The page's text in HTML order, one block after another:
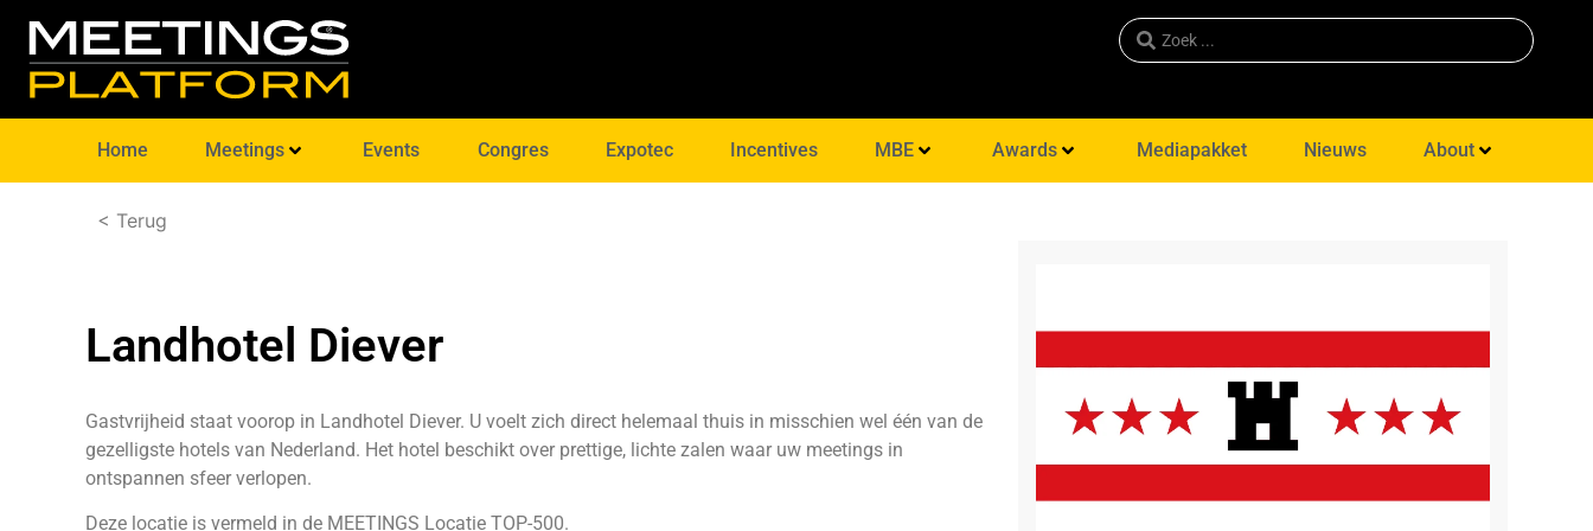
Home Meetings Events Congres Expotec Incentives MBE Awards Mediapakket Nieuws About
< Terug
Landhotel Diever
Gastvrijheid staat voorop in Landhotel Diever. U voelt zich direct helemaal thuis in misschien wel één van de
gezelligste hotels van Nederland. Het hotel beschikt over prettige, lichte zalen waar uw meetings in
ontspannen sfeer verlopen.
Deze locatie is vermeld in de MEETINGS Locatie TOP-500.